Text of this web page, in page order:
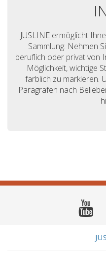
JUSLINE ermöglicht
Sammlung: Nehmen
beruflich oder privat von
Möglichkeit, wichtige
farblich zu markieren.
Paragrafen nach